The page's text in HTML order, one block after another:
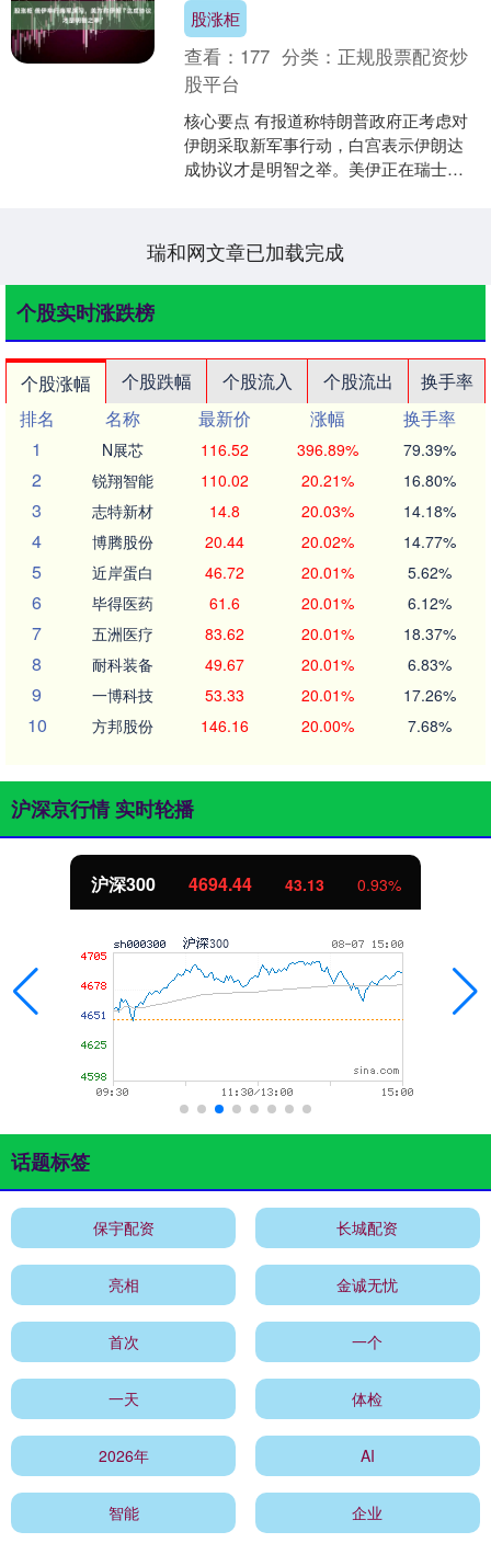
股涨柜
查看： 177 分类： 正规股票配资炒
股平台
核心要点 有报道称特朗普政府正考虑对
伊朗采取新军事行动，白宫表示伊朗达
成协议才是明智之举。美伊正在瑞士日
瑞和网文章已加载完成
个股实时涨跌榜
个股涨幅 个股跌幅 个股流入 个股流出
换手率
排名
名称 最新价 涨幅
换手率
1
N展芯 116.52 396.89% 79.39%
2 锐翔智能 110.02 20.21% 16.80%
3 志特新材 14.8 20.03% 14.18%
4 博腾股份 20.44 20.02% 14.77%
5 近岸蛋白 46.72 20.01% 5.62%
6 毕得医药 61.6 20.01% 6.12%
7 五洲医疗 83.62 20.01% 18.37%
8 耐科装备 49.67 20.01% 6.83%
9 一博科技 53.33 20.01% 17.26%
10 方邦股份 146.16 20.00% 7.68%
沪深京行情 实时轮播
北证50 1134.24
话题标签
保宇配资 长城配资
亮相 金诚无忧
首次 一个
一天 体检
2026年 AI
智能 企业